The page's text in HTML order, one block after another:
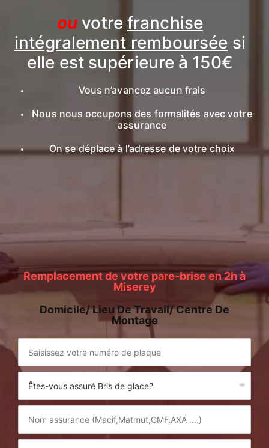
ou votre franchise
intégralement remboursée si
elle est supérieure à 150€
Vous n’avancez aucun frais
Nous nous occupons des formalités avec votre
assurance
On se déplace à l’adresse de votre choix
Remplacement de votre pare-brise en 2h à
Miserey
Domicile/ Lieu De Travail/ Centre De
Montage